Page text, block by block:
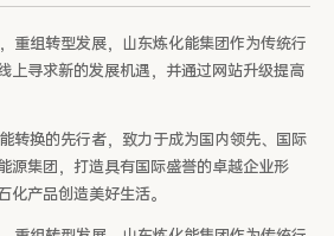
重组转型发展，山东炼化能集团作为传统行
上寻求新的发展机遇，并通过网站升级提高
转换的先行者，致力于成为国内领先、国际
源集团，打造具有国际盛誉的卓越企业形
化产品创造美好生活。